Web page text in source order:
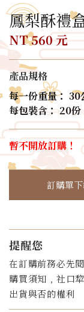
鳳梨酥禮
NT 560 元
產品規格
每一份重量： 30
每包裝含： 20份
暫不開放訂購！
訂購單
提醒您
在訂購前務必先
購買須知﹐社口
出貨與否的權利